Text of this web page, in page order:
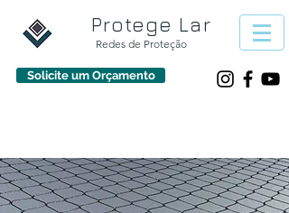
Protege Lar
Redes de Proteção
Solicite um Orçamento